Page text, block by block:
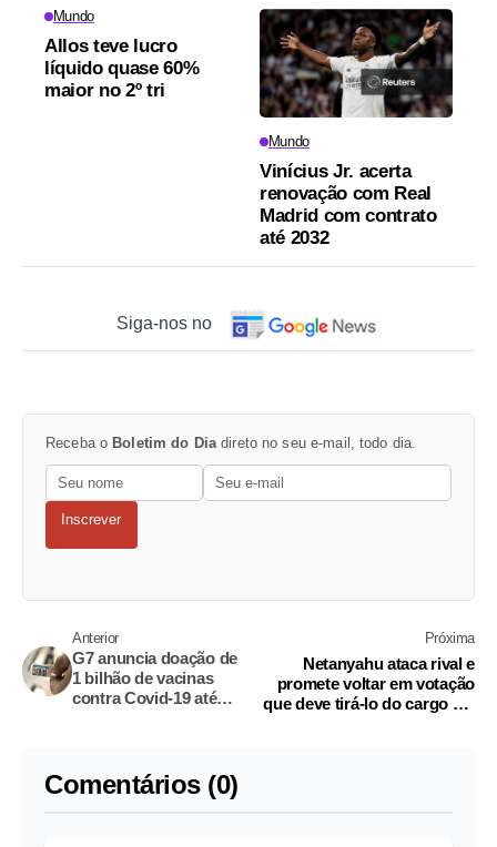
Mundo
Allos teve lucro
líquido quase 60%
maior no 2º tri
Mundo
Vinícius Jr. acerta
renovação com Real
Madrid com contrato
até 2032
Siga-nos no
Receba o Boletim do Diadireto no seu e-mail, todo dia.
Inscrever
Anterior
G7 anuncia doação de
1 bilhão de vacinas
contra Covid-19 até
Próxima
Netanyahu ataca rival e
promete voltar em votação
que deve tirá-lo do cargo em
Comentários (0)